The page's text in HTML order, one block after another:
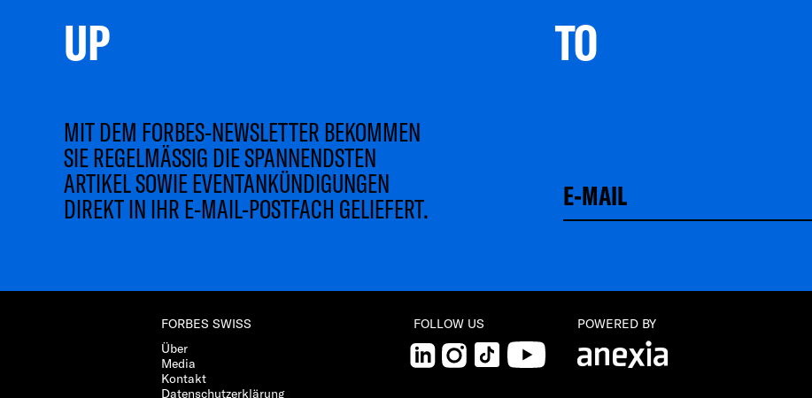
UP TO
MIT DEM FORBES-NEWSLETTER BEKOMMEN
SIE REGELMÄSSIG DIE SPANNENDSTEN
ARTIKEL SOWIE EVENTANKÜNDIGUNGEN
DIREKT IN IHR E-MAIL-POSTFACH GELIEFERT.
FORBES SWISS
Über
Media
Kontakt
Datenschutzerklärung
FOLLOW US
LinkedInInstagram
TikTok YouTube
POWERED BY